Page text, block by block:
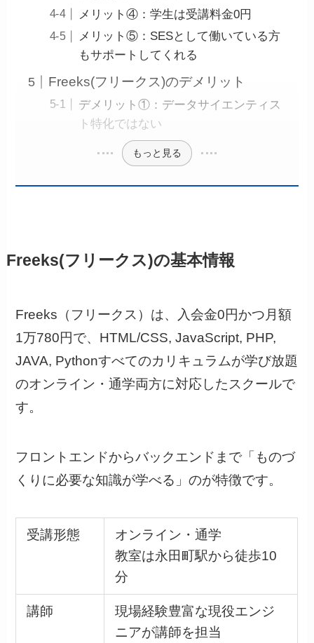
メリット④：学生は受講料金0円
メリット⑤：SESとして働いている方
もサポートしてくれる
Freeks(フリークス)のデメリット
デメリット①：データサイエンティス
ト特化ではない
もっと見る
Freeks(フリークス)の基本情報
Freeks（フリークス）は、入会金0円かつ月額
1万780円で、HTML/CSS, JavaScript, PHP,
JAVA, Pythonすべてのカリキュラムが学び放題
のオンライン・通学両方に対応したスクールで
す。
フロントエンドからバックエンドまで「ものづ
くりに必要な知識が学べる」のが特徴です。
受講形態
オンライン・通学
教室は永田町駅から徒歩10
分
講師
現場経験豊富な現役エンジ
ニアが講師を担当